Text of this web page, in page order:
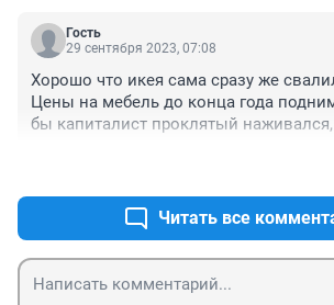
Гость
29 сентября 2023, 07:08
Хорошо что икея сама сразу же
Цены на мебель до конца года
бы капиталист проклятый
Читать все